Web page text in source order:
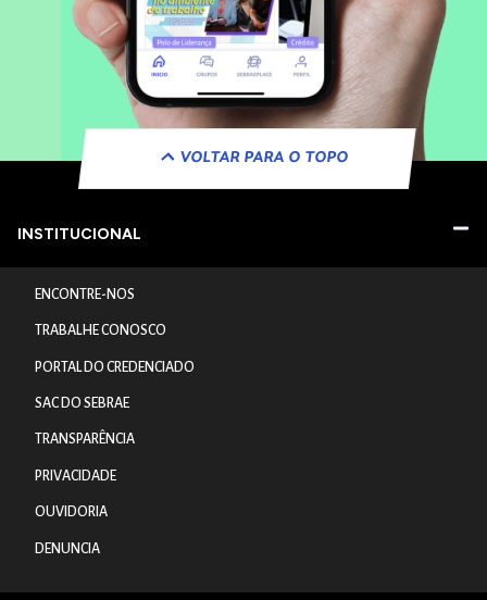
VOLTAR PARA O TOPO
INSTITUCIONAL
ENCONTRE-NOS
TRABALHE CONOSCO
PORTAL DO CREDENCIADO
SAC DO SEBRAE
TRANSPARÊNCIA
PRIVACIDADE
OUVIDORIA
DENUNCIA